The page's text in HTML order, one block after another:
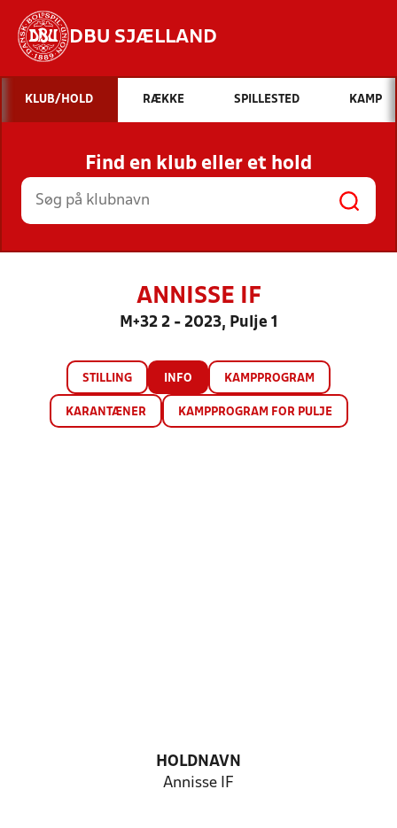
DBU SJÆLLAND
Hvad vil du søge efter?
INDHOLD OG NYHEDER
STILLINGER, RESULTATER, KLUBBER OG
HOLD
KLUB/HOLD RÆKKE SPILLESTED KAMP
Find en klub eller et hold
ANNISSE IF
M+32 2 - 2023, Pulje 1
STILLING INFO KAMPPROGRAM
KARANTÆNER KAMPPROGRAM FOR PULJE
HOLDNAVN
Annisse IF